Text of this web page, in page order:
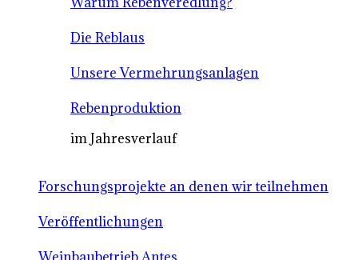
Die Reblaus
Unsere Vermehrungsanlagen
Rebenproduktion
im Jahresverlauf
Forschungsprojekte an denen wir teilnehmen
Veröffentlichungen